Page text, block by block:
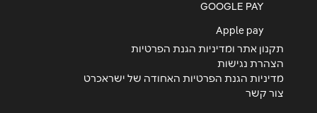
GOOGLE PAY
Apple pay
תקנון אתר ומדיניות הגנת הפרטיות
הצהרת נגישות
מדיניות הגנת הפרטיות האחודה של ישראכרט
צור קשר